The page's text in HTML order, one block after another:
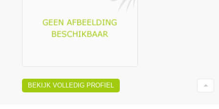
BEKIJK VOLLEDIG PROFIEL